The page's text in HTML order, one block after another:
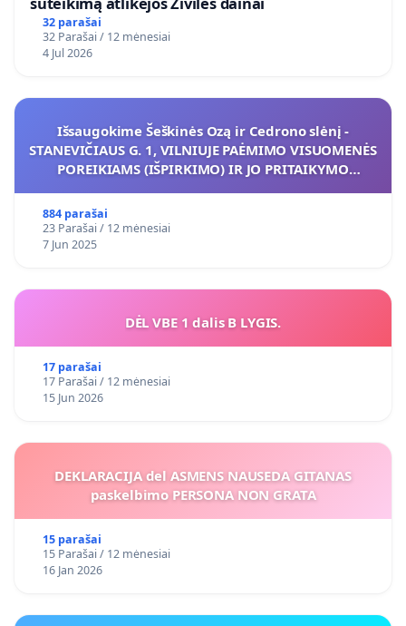
32 parašai
32 Parašai / 12 mėnesiai
4 Jul 2026
Išsaugokime Šeškinės Ozą ir Cedrono slėnį -
STANEVIČIAUS G. 1, VILNIUJE PAĖMIMO VISUOMENĖS
POREIKIAMS (IŠPIRKIMO) IR JO PRITAIKYMO
884 parašai
23 Parašai / 12 mėnesiai
7 Jun 2025
DĖL VBE 1 dalis B LYGIS.
17 parašai
17 Parašai / 12 mėnesiai
15 Jun 2026
DEKLARACIJA del ASMENS NAUSEDA GITANAS
paskelbimo PERSONA NON GRATA
15 parašai
15 Parašai / 12 mėnesiai
16 Jan 2026